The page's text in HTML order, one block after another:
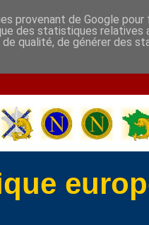
provenant de Google
des statistiques
de qualité, de générer des